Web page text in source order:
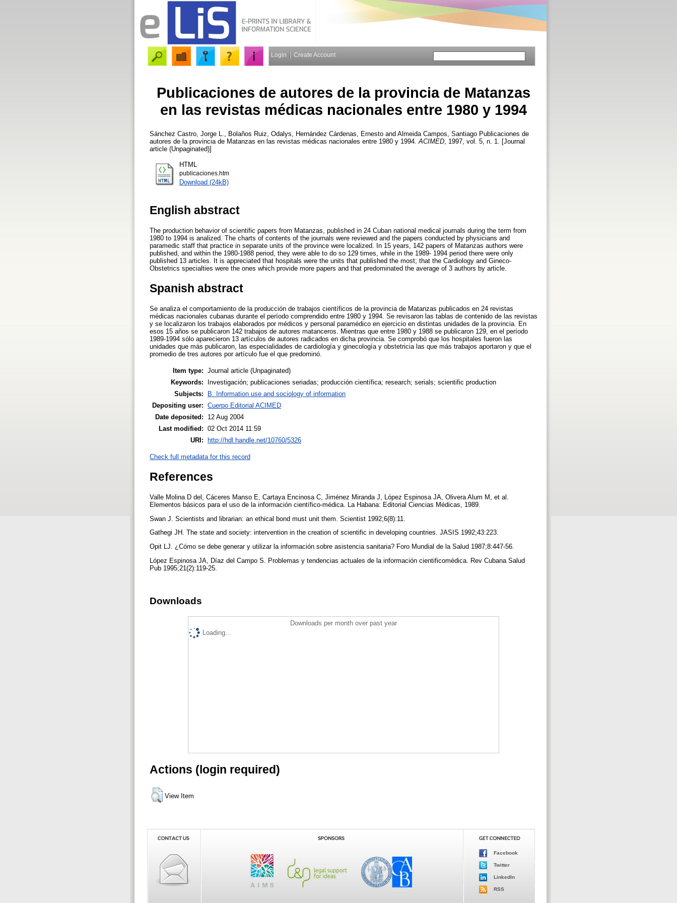
Login Create Account
Publicaciones de autores de la provincia de Matanzas
en las revistas médicas nacionales entre 1980 y 1994
Sánchez Castro, Jorge L. Bolaños Ruiz, Odalys Hernández Cárdenas, Ernesto and Almeida Campos, Santiago Publicaciones de
autores de la provincia de Matanzas en las revistas médicas nacionales entre 1980 y 1994. ACIMED , 1997, vol. 5, n. 1. [Journal
article (Unpaginated)]
HTML
publicaciones.htm
Download (24kB)
English abstract
The production behavior of scientific papers from Matanzas, published in 24 Cuban national medical journals during the term from
1980 to 1994 is analized. The charts of contents of the journals were reviewed and the papers conducted by physicians and
paramedic staff that practice in separate units of the province were localized. In 15 years, 142 papers of Matanzas authors were
published, and within the 1980-1988 period, they were able to do so 129 times, while in the 1989- 1994 period there were only
published 13 articles. It is appreciated that hospitals were the units that published the most; that the Cardiology and Gineco-
Obstetrics specialties were the ones which provide more papers and that predominated the average of 3 authors by article.
Spanish abstract
Se analiza el comportamiento de la producción de trabajos científicos de la provincia de Matanzas publicados en 24 revistas
médicas nacionales cubanas durante el período comprendido entre 1980 y 1994. Se revisaron las tablas de contenido de las revistas
y se localizaron los trabajos elaborados por médicos y personal paramédico en ejercicio en distintas unidades de la provincia. En
esos 15 años se publicaron 142 trabajos de autores matanceros. Mientras que entre 1980 y 1988 se publicaron 129, en el período
1989-1994 sólo aparecieron 13 artículos de autores radicados en dicha provincia. Se comprobó que los hospitales fueron las
unidades que más publicaron, las especialidades de cardiología y ginecología y obstetricia las que más trabajos aportaron y que el
promedio de tres autores por artículo fue el que predominó.
Item type: Journal article (Unpaginated)
Keywords:
Investigación; publicaciones seriadas; producción científica; research; serials; scientific production
Subjects:
B. Information use and sociology of information
Depositing user: Cuerpo Editorial ACIMED
Date deposited:
12 Aug 2004
Last modified: 02 Oct 2014 11:59
URI:
http://hdl.handle.net/10760/5326
Check full metadata for this record
References
Valle Molina D del, Cáceres Manso E, Cartaya Encinosa C, Jiménez Miranda J, López Espinosa JA, Olivera Alum M, et al.
Elementos básicos para el uso de la información científico-médica. La Habana: Editorial Ciencias Médicas, 1989.
Swan J. Scientists and librarian: an ethical bond must unit them. Scientist 1992;6(8):11.
Gathegi JH. The state and society: intervention in the creation of scientific in developing countries. JASIS 1992;43:223.
Opit LJ. ¿Cómo se debe generar y utilizar la información sobre asistencia sanitaria? Foro Mundial de la Salud 1987;8:447-56.
López Espinosa JA, Díaz del Campo S. Problemas y tendencias actuales de la información cientificomédica. Rev Cubana Salud
Pub 1995;21(2):119-25.
Downloads
Downloads per month over past year
Loading...
Actions (login required)
View Item
Facebook
Twitter
LinkedIn
RSS